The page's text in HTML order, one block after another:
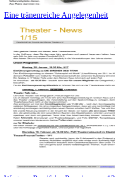
Eine tränenreiche Angelegenheit